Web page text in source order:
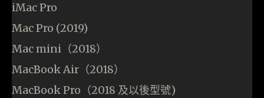
iMac Pro
Mac Pro (2019)
Mac mini（2018）
MacBook Air（2018）
MacBook Pro（2018 及以後型號)